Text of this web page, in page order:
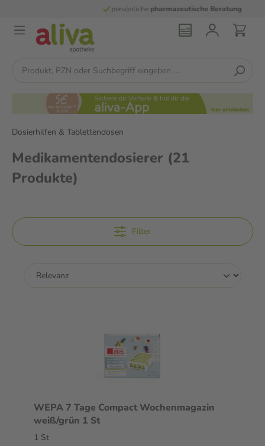
persönlichepharmazeutische Beratung
Dosierhilfen & Tablettendosen
Medikamentendosierer (21
Produkte)
Filter
WEPA 7 Tage Compact Wochenmagazin
weiß/grün 1 St
1 St